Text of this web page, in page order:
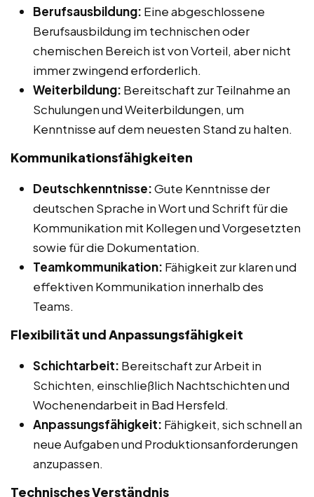
Berufsausbildung: Eine abgeschlossene
Berufsausbildung im technischen oder
chemischen Bereich ist von Vorteil, aber nicht
immer zwingend erforderlich.
Weiterbildung: Bereitschaft zur Teilnahme an
Schulungen und Weiterbildungen, um
Kenntnisse auf dem neuesten Stand zu halten.
Kommunikationsfähigkeiten
Deutschkenntnisse:Gute Kenntnisse der
deutschen Sprache in Wort und Schrift für die
Kommunikation mit Kollegen und Vorgesetzten
sowie für die Dokumentation.
Teamkommunikation: Fähigkeit zur klaren und
effektiven Kommunikation innerhalb des
Teams.
Flexibilität und Anpassungsfähigkeit
Schichtarbeit: Bereitschaft zur Arbeit in
Schichten, einschließlich Nachtschichten und
Wochenendarbeit in Bad Hersfeld.
Anpassungsfähigkeit: Fähigkeit, sich schnell an
neue Aufgaben und Produktionsanforderungen
anzupassen.
Technisches Verständnis